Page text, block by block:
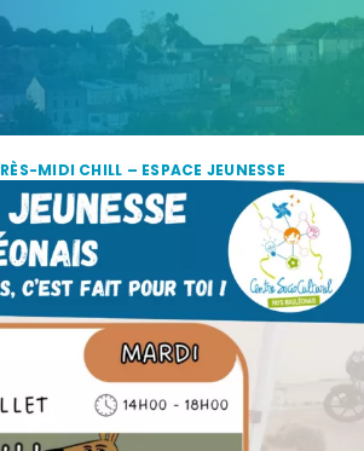
MIDI CHILL – ESPACE JEUNESSE